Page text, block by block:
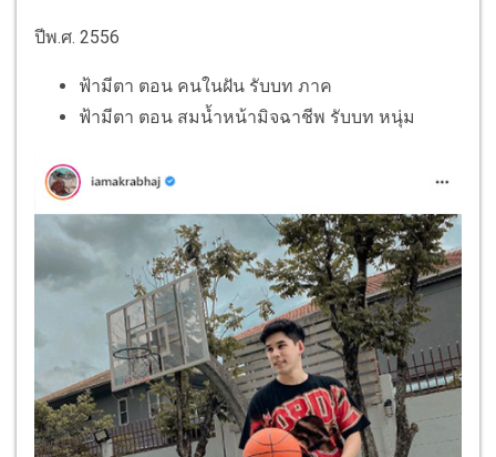
ปีพ.ศ. 2556
ฟ้ามีตา ตอน คนในฝัน รับบท ภาค
ฟ้ามีตา ตอน สมน้ำหน้ามิจฉาชีพ รับบท หนุ่ม